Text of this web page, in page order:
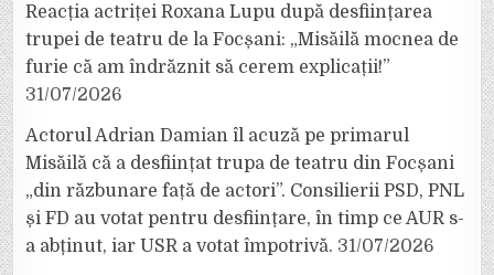
Reacția actriței Roxana Lupu după desființarea
trupei de teatru de la Focșani: „Misăilă mocnea de
furie că am îndrăznit să cerem explicații!”
31/07/2026
Actorul Adrian Damian îl acuză pe primarul
Misăilă că a desființat trupa de teatru din Focșani
„din răzbunare față de actori”. Consilierii PSD, PNL
și FD au votat pentru desființare, în timp ce AUR s-
a abținut, iar USR a votat împotrivă. 31/07/2026